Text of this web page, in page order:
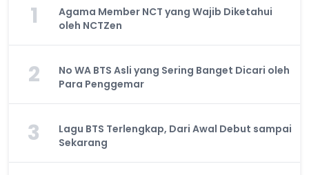
1
Agama Member NCT yang Wajib Diketahui
oleh NCTZen
2
No WA BTS Asli yang Sering Banget Dicari oleh
Para Penggemar
3
Lagu BTS Terlengkap, Dari Awal Debut sampai
Sekarang